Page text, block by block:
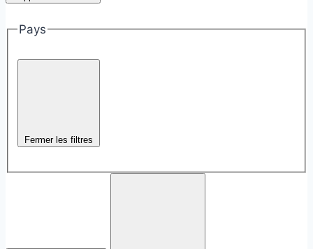
Pays
Fermer les filtres